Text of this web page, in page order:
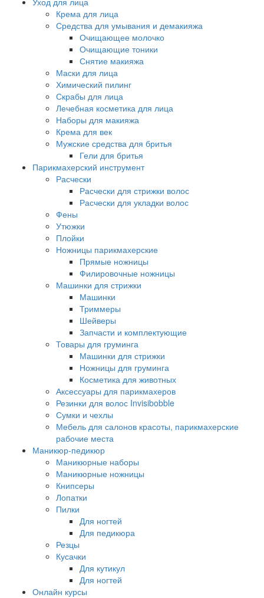
Крема для лица
Средства для умывания и демакияжа
Очищающее молочко
Очищающие тоники
Снятие макияжа
Маски для лица
Химический пилинг
Скрабы для лица
Лечебная косметика для лица
Наборы для макияжа
Крема для век
Мужские средства для бритья
Гели для бритья
Парикмахерский инструмент
Расчески
Расчески для стрижки волос
Расчески для укладки волос
Фены
Утюжки
Плойки
Ножницы парикмахерские
Прямые ножницы
Филировочные ножницы
Машинки для стрижки
Машинки
Триммеры
Шейверы
Запчасти и комплектующие
Товары для груминга
Машинки для стрижки
Ножницы для груминга
Косметика для животных
Аксессуары для парикмахеров
Резинки для волос Invisibobble
Сумки и чехлы
Мебель для салонов красоты, парикмахерские
рабочие места
Маникюр-педикюр
Маникюрные наборы
Маникюрные ножницы
Книпсеры
Лопатки
Пилки
Для ногтей
Для педикюра
Резцы
Кусачки
Для кутикул
Для ногтей
Онлайн курсы